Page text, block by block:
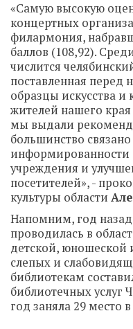
«Самую высокую
концертных
филармония,
баллов (108,92).
числится
поставленная перед
образцы искусства
жителей нашего
мы выдали
большинство
информированности
учреждения и
посетителей», -
культуры области
Напомним, год
проводилась в
детской, юношеской
слепых и
библиотекам
библиотечных услуг
год заняла 29 место